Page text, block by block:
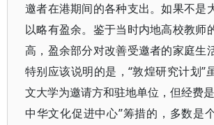
邀者在港期间的各种支出。如果不是
以略有盈余。鉴于当时内地高校教师
高，盈余部分对改善受邀者的家庭生
特别应该说明的是，“敦煌研究计划”
文大学为邀请方和驻地单位，但经费
中华文化促进中心”筹措的，多数是